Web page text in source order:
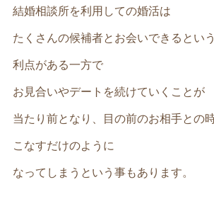
結婚相談所を利用しての婚活は
たくさんの候補者とお会いできるという
利点がある一方で
お見合いやデートを続けていくことが
当たり前となり、目の前のお相手との
こなすだけのように
なってしまうという事もあります。